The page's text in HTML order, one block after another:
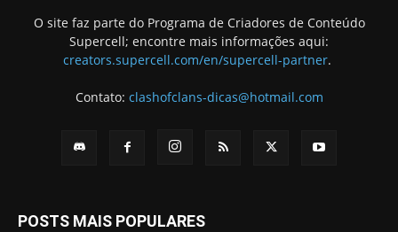
O site faz parte do Programa de Criadores de Conteúdo
Supercell; encontre mais informações aqui:
creators.supercell.com/en/supercell-partner.
Contato: clashofclans-dicas@hotmail.com
POSTS MAIS POPULARES